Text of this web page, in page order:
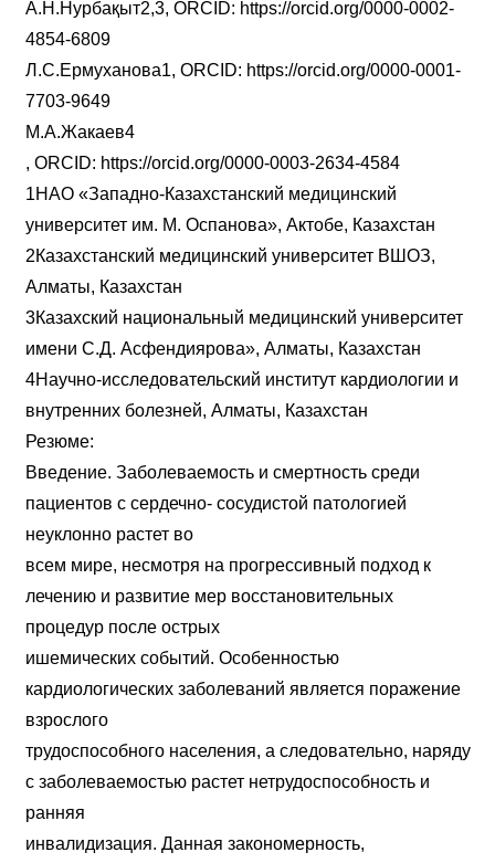
А.Н.Нурбақыт2,3, ORCID: https://orcid.org/0000-0002-
4854-6809
Л.С.Ермуханова1, ORCID: https://orcid.org/0000-0001-
7703-9649
М.А.Жакаев4
, ORCID: https://orcid.org/0000-0003-2634-4584
1НАО «Западно-Казахстанский медицинский
университет им. М. Оспанова», Актобе, Казахстан
2Казахстанский медицинский университет ВШОЗ,
Алматы, Казахстан
3Казахский национальный медицинский университет
имени С.Д. Асфендиярова», Алматы, Казахстан
4Научно-исследовательский институт кардиологии и
внутренних болезней, Алматы, Казахстан
Резюме:
Введение. Заболеваемость и смертность среди
пациентов с сердечно- сосудистой патологией
неуклонно растет во
всем мире, несмотря на прогрессивный подход к
лечению и развитие мер восстановительных
процедур после острых
ишемических событий. Особенностью
кардиологических заболеваний является поражение
взрослого
трудоспособного населения, а следовательно, наряду
с заболеваемостью растет нетрудоспособность и
ранняя
инвалидизация. Данная закономерность,